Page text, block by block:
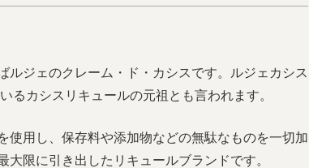
ルジェのクレーム・ド・カシスです。ルジェカシス
るカシスリキュールの元祖とも言われます。
使用し、保存料や添加物などの無駄なものを一切加
大限に引き出したリキュールブランドです。